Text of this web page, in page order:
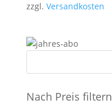
zzgl. Versandkosten
Nach Preis filtern